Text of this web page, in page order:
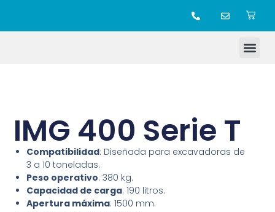
IMG 400 Serie T
Compatibilidad: Diseñada para excavadoras de
3 a 10 toneladas.
Peso operativo: 380 kg.
Capacidad de carga: 190 litros.
Apertura máxima: 1500 mm.